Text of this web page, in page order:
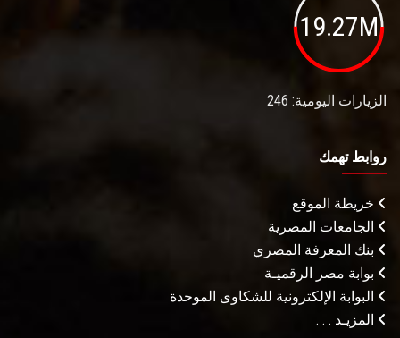
19.27M
الزيارات اليومية: 246
روابط تهمك
خريطة الموقع
الجامعات المصرية
بنك المعرفة المصري
بوابة مصر الرقميـة
البوابة الإلكترونية للشكاوى الموحدة
المزيـد . . .